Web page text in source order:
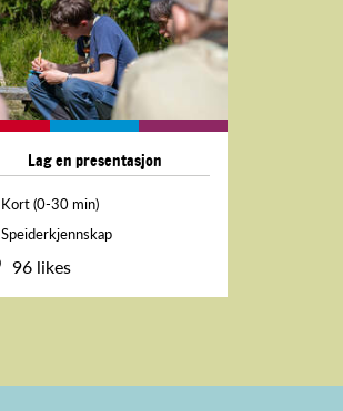
Lag en presentasjon
Kort (0-30 min)
Speiderkjennskap
96 likes